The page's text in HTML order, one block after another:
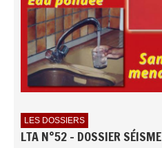
LES DOSSIERS
LTA N°52 - DOSSIER SÉISME